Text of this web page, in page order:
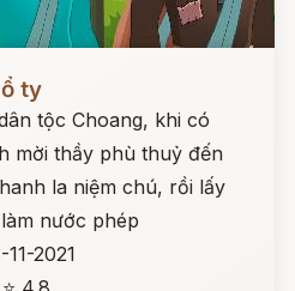
ty
tộc Choang, khi có
mời thầy phù thuỷ đến
la niệm chú, rồi lấy
nước phép
11-2021